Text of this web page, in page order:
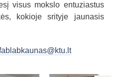
visus mokslo entuziastus
kokioje srityje jaunasis